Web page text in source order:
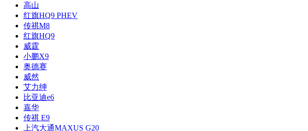
高山
红旗HQ9 PHEV
传祺M8
红旗HQ9
威霆
小鹏X9
奥德赛
威然
艾力绅
比亚迪e6
嘉华
传祺 E9
上汽大通MAXUS G20